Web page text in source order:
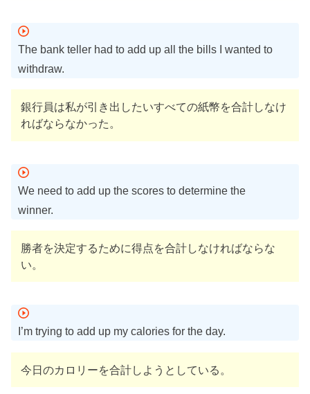
The bank teller had to add up all the bills I wanted to
withdraw.
銀行員は私が引き出したいすべての紙幣を合計しなけ
ればならなかった。
We need to add up the scores to determine the
winner.
勝者を決定するために得点を合計しなければならな
い。
I’m trying to add up my calories for the day.
今日のカロリーを合計しようとしている。